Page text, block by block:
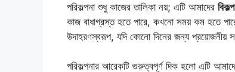
পরিকল্পনা শুধু কাজের তালিকা নয়; এটি আমাদের
কাজ বাধাগ্রস্ত হতে পারে, কখনো সময় কম হতে
উদাহরণস্বরূপ, যদি কোনো দিনের জন্য প্রয়োজনীয়
পরিকল্পনার আরেকটি গুরুত্বপূর্ণ দিক হলো এটি